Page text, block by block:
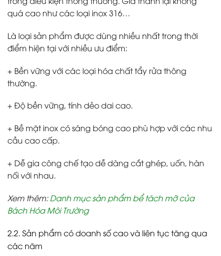
quá cao như các loại inox 316…
Là loại sản phẩm được dùng nhiều nhất trong thời
điểm hiện tại với nhiều ưu điểm:
+ Bền vững với các loại hóa chất tẩy rửa thông
thường.
+ Độ bền vững, tính dẻo dai cao.
+ Bề mặt inox có sáng bóng cao phù hợp với các nhu
cầu cao cấp.
+ Dễ gia công chế tạo dễ dàng cắt ghép, uốn, hàn
nối với nhau.
Xem thêm:Danh mục sản phẩm bể tách mỡ của
Bách Hóa Môi Trường
2.2. Sản phẩm có doanh số cao và liên tục tăng qua
các năm